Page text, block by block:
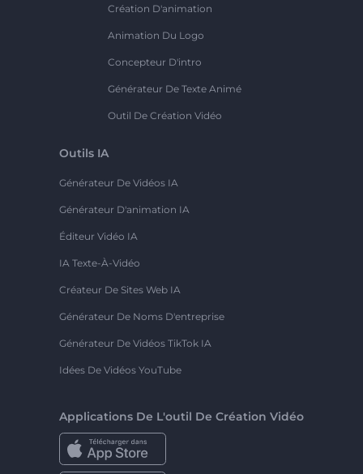
Création D'animation
Animation Du Logo
Concepteur D'intro
Générateur De Texte Animé
Outil De Création Vidéo
Outils IA
Générateur De Vidéos IA
Générateur D'animation IA
Éditeur Vidéo IA
IA Texte-À-Vidéo
Créateur De Sites Web IA
Générateur De Noms D'entreprise
Générateur De Vidéos TikTok IA
Idées De Vidéos YouTube
Applications De L'outil De Création Vidéo